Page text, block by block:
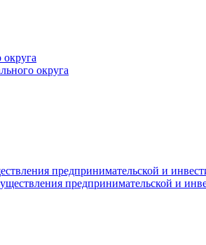
округа
предпринимательской и
предпринимательской и